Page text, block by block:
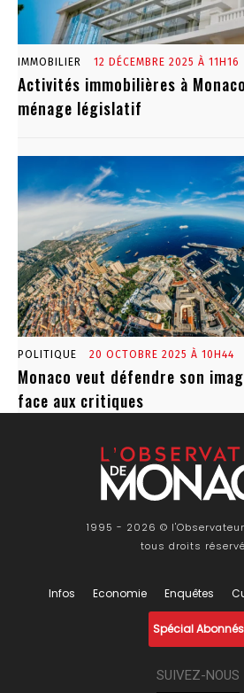
IMMOBILIER 12 DÉCEMBRE 2025 À 11H16
Activités immobilières à
ménage législatif
POLITIQUE 20 OCTOBRE 2025 À 10H44
Monaco veut défendre son
face aux critiques
1995 - 2026 ©
tous droits
Infos Economie Enquêtes
Spécial Abonnés
SUIVEZ-NOUS